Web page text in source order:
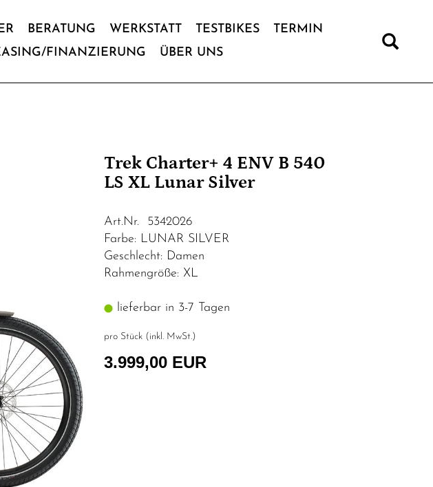
BERATUNG WERKSTATT TESTBIKES
TERMIN
FINANZIERUNG
ÜBER UNS
Trek Charter+ 4 ENV B 540
LS XL Lunar Silver
Art.Nr. 5342026
Farbe: LUNAR SILVER
Geschlecht: Damen
Rahmengröße: XL
lieferbar in 3-7 Tagen
pro Stück (inkl. MwSt.)
3.999,00 EUR